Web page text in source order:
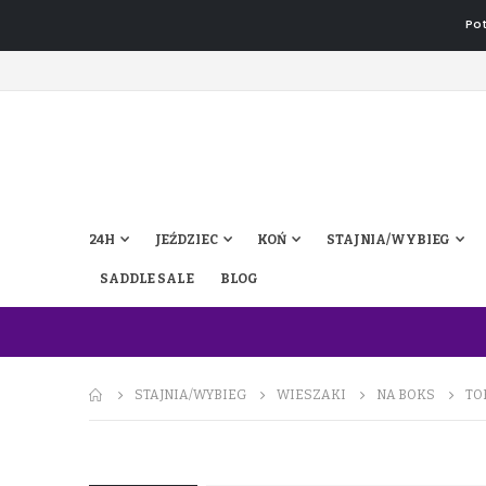
24H JEŹDZIEC KOŃ STAJNIA/WYBIEG
SADDLE SALE BLOG
STAJNIA/WYBIEG WIESZAKI NA BOKS